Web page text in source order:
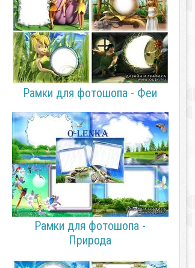
Рамки для фотошопа - Феи
Рамки для фотошопа -
Природа